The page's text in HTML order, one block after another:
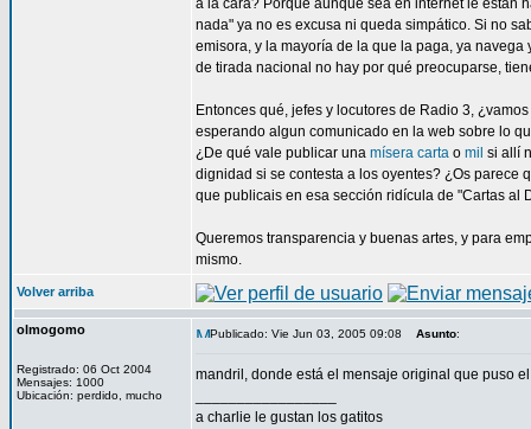
a la cara? Porque aunque sea en internet le estan
nada" ya no es excusa ni queda simpático. Si no
emisora, y la mayoría de la que la paga, ya
de tirada nacional no hay por qué preocuparse,
Entonces qué, jefes y locutores de Radio 3,
esperando algun comunicado en la web sobre lo
¿De qué vale publicar una mísera carta o mil si allí
dignidad si se contesta a los oyentes? ¿Os parece
que publicais en esa sección ridícula de "Cartas al
Queremos transparencia y buenas artes, y para
mismo.
Volver arriba
olmogomo
Registrado: 06 Oct 2004
Mensajes: 1000
Ubicación: perdido, mucho
Publicado: Vie Jun 03, 2005 09:08 Asunto:
mandril, donde está el mensaje original que puso
a charlie le gustan los gatitos